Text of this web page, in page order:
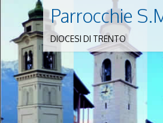
Parrocchie
DIOCESI DI TRENTO